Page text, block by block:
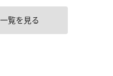
覧を見る